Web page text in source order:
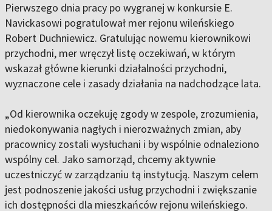
Pierwszego dnia pracy po wygranej w konkursie E.
Navickasowi pogratulował mer rejonu wileńskiego
Robert Duchniewicz. Gratulując nowemu kierownikowi
przychodni, mer wręczył listę oczekiwań, w którym
wskazał główne kierunki działalności przychodni,
wyznaczone cele i zasady działania na nadchodzące lata.
„Od kierownika oczekuję zgody w zespole, zrozumienia,
niedokonywania nagłych i nierozważnych zmian, aby
pracownicy zostali wysłuchani i by wspólnie odnaleziono
wspólny cel. Jako samorząd, chcemy aktywnie
uczestniczyć w zarządzaniu tą instytucją. Naszym celem
jest podnoszenie jakości usług przychodni i zwiększanie
ich dostępności dla mieszkańców rejonu wileńskiego.